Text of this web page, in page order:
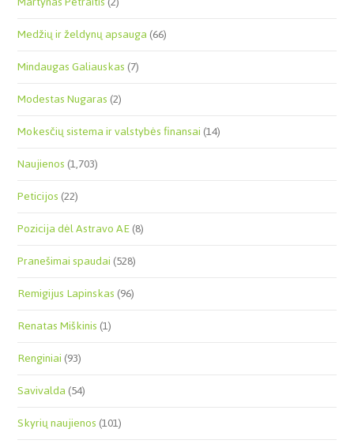
Medžių ir želdynų apsauga(66)
Mindaugas Galiauskas(7)
Modestas Nugaras(2)
Mokesčių sistema ir valstybės finansai(14)
Naujienos(1,703)
Peticijos(22)
Pozicija dėl Astravo AE(8)
Pranešimai spaudai(528)
Remigijus Lapinskas(96)
Renatas Miškinis(1)
Renginiai(93)
Savivalda(54)
Skyrių naujienos(101)